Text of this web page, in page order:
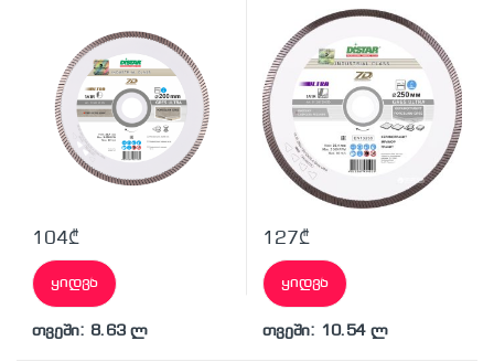
104₾
ყიდვა
თვეში: 8.63 ლ
127₾
ყიდვა
თვეში: 10.54 ლ